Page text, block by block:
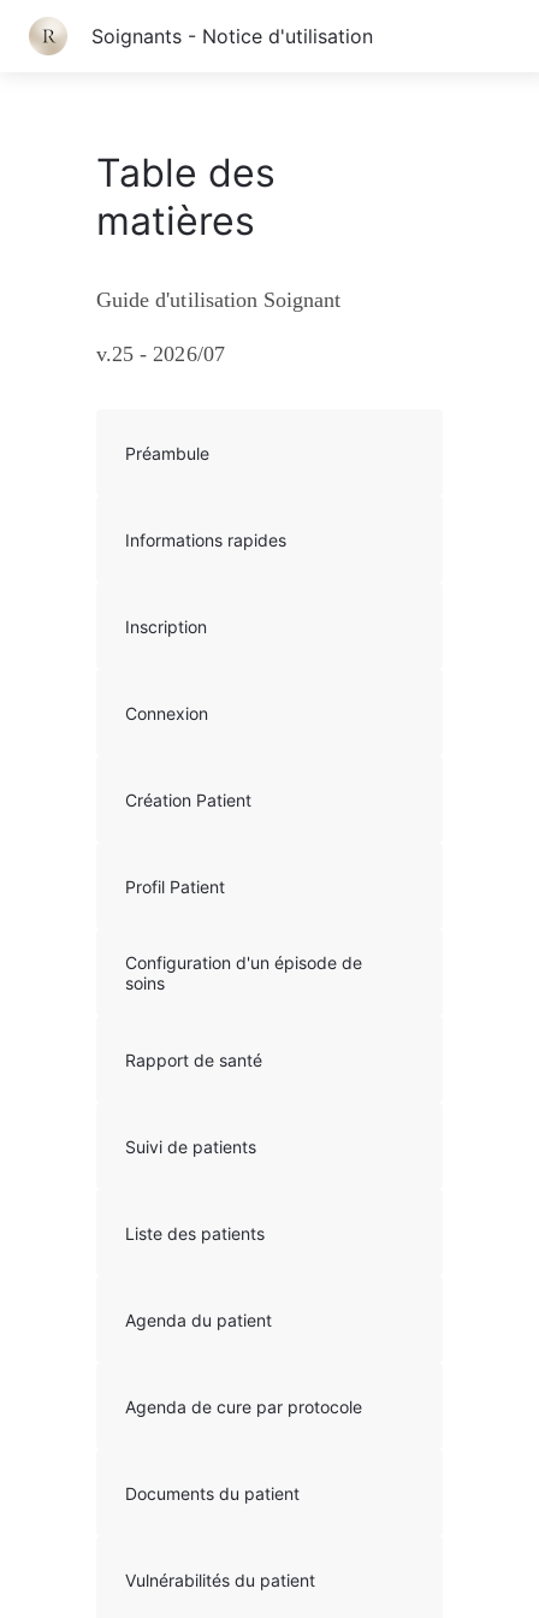
Soignants - Notice d'utilisation
Table des
matières
Guide d'utilisation Soignant
v.25 - 2026/07
Préambule
Informations rapides
Inscription
Connexion
Création Patient
Profil Patient
Configuration d'un épisode de
soins
Rapport de santé
Suivi de patients
Liste des patients
Agenda du patient
Agenda de cure par protocole
Documents du patient
Vulnérabilités du patient